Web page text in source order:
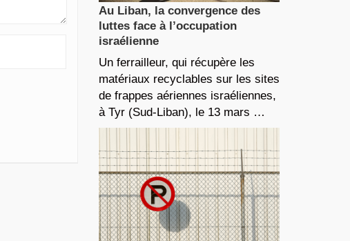
Au Liban, la convergence des
luttes face à l’occupation
israélienne
Un ferrailleur, qui récupère les
matériaux recyclables sur les sites
de frappes aériennes israéliennes,
à Tyr (Sud-Liban), le 13 mars …